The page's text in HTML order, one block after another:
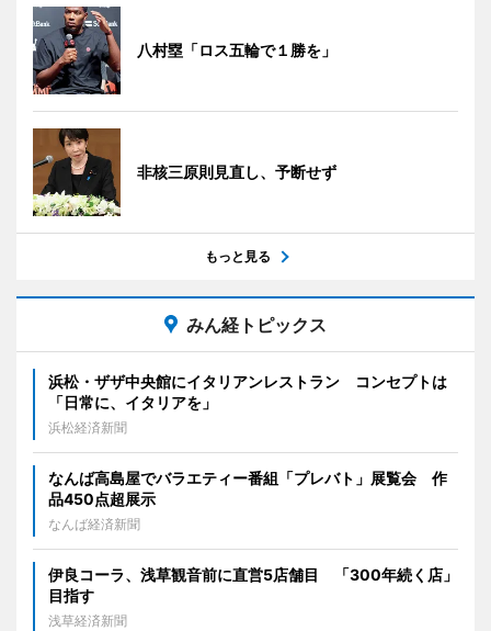
八村塁「ロス五輪で１勝を」
非核三原則見直し、予断せず
もっと見る
みん経トピックス
浜松・ザザ中央館にイタリアンレストラン コンセプトは
「日常に、イタリアを」
浜松経済新聞
なんば高島屋でバラエティー番組「プレバト」展覧会 作
品450点超展示
なんば経済新聞
伊良コーラ、浅草観音前に直営5店舗目 「300年続く店」
目指す
浅草経済新聞